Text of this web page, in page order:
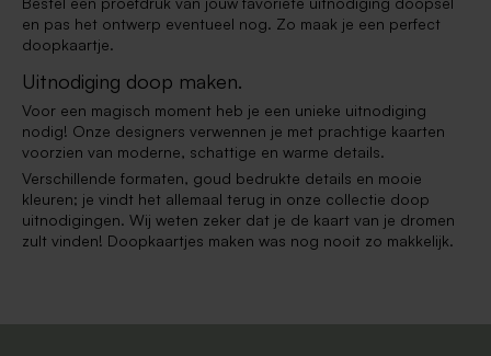
en pas het ontwerp eventueel nog. Zo maak je een perfect
doopkaartje.
Uitnodiging doop maken.
Voor een magisch moment heb je een unieke uitnodiging
nodig! Onze designers verwennen je met prachtige kaarten
voorzien van moderne, schattige en warme details.
Verschillende formaten, goud bedrukte details en mooie
kleuren; je vindt het allemaal terug in onze collectie doop
uitnodigingen. Wij weten zeker dat je de kaart van je dromen
zult vinden! Doopkaartjes maken was nog nooit zo makkelijk.